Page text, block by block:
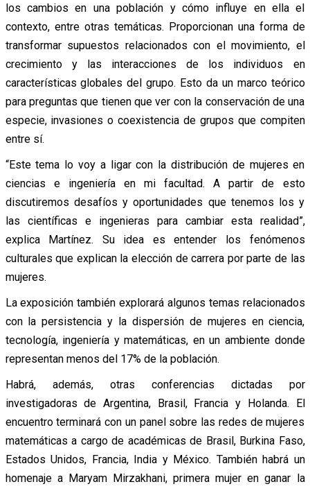
los cambios en una población y cómo influye en ella el
contexto, entre otras temáticas. Proporcionan una forma de
transformar supuestos relacionados con el movimiento, el
crecimiento y las interacciones de los individuos en
características globales del grupo. Esto da un marco teórico
para preguntas que tienen que ver con la conservación de una
especie, invasiones o coexistencia de grupos que compiten
entre sí.
“Este tema lo voy a ligar con la distribución de mujeres en
ciencias e ingeniería en mi facultad. A partir de esto
discutiremos desafíos y oportunidades que tenemos los y
las científicas e ingenieras para cambiar esta realidad”,
explica Martínez. Su idea es entender los fenómenos
culturales que explican la elección de carrera por parte de las
mujeres.
La exposición también explorará algunos temas relacionados
con la persistencia y la dispersión de mujeres en ciencia,
tecnología, ingeniería y matemáticas, en un ambiente donde
representan menos del 17% de la población.
Habrá, además, otras conferencias dictadas por
investigadoras de Argentina, Brasil, Francia y Holanda. El
encuentro terminará con un panel sobre las redes de mujeres
matemáticas a cargo de académicas de Brasil, Burkina Faso,
Estados Unidos, Francia, India y México. También habrá un
homenaje a Maryam Mirzakhani, primera mujer en ganar la